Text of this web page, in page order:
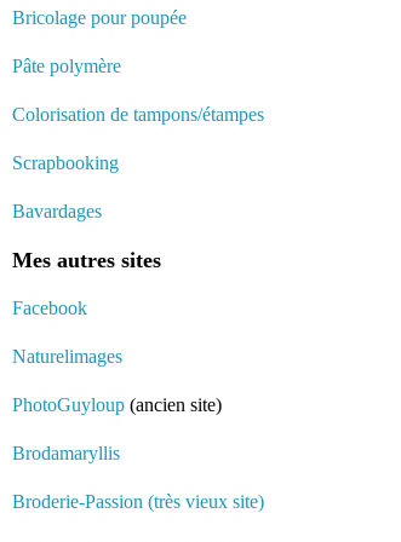
Bricolage pour poupée
Pâte polymère
Colorisation de tampons/étampes
Scrapbooking
Bavardages
Mes autres sites
Facebook
Naturelimages
PhotoGuyloup (ancien site)
Brodamaryllis
Broderie-Passion (très vieux site)